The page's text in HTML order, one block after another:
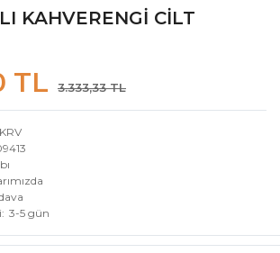
KAHVERENGİ CİLT
TL 3.333,33 TL
3-5 gün